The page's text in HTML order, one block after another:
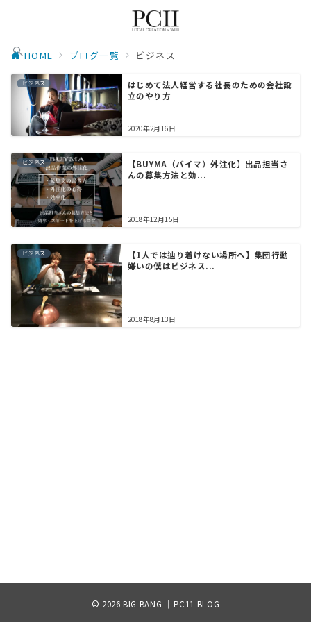
HOME ブログ一覧 ビジネス
ビジネス
はじめて法人経営する社長のための会社設
立のやり方
2020年2月16日
ビジネス
【BUYMA（バイマ）外注化】出品担当さ
んの募集方法と効...
2018年12月15日
ビジネス
【1人では辿り着けない場所へ】集団行動
嫌いの僕はビジネス...
2018年8月13日
© 2026 BIG BANG ｜PC11 BLOG